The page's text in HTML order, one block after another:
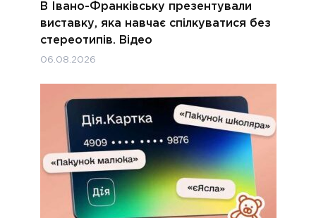
В Івано-Франківську презентували
виставку, яка навчає спілкуватися без
стереотипів. Відео
06.08.2026